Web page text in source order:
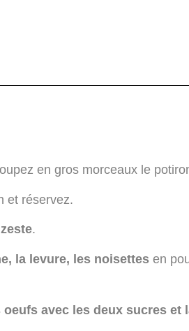
en gros morceaux le
et réservez.
zeste.
la levure, les noisettes en
oeufs avec les deux sucres et